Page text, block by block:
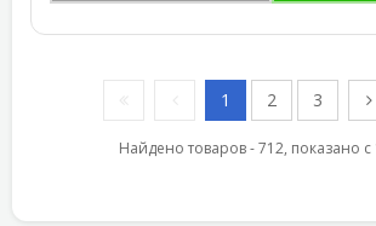
1 2 3
Найдено товаров - 712, показано с